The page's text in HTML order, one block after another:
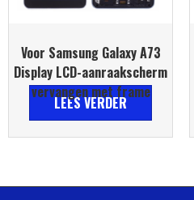
Voor Samsung Galaxy A73
Display LCD-aanraakscherm
vervangen met frame
LEES VERDER